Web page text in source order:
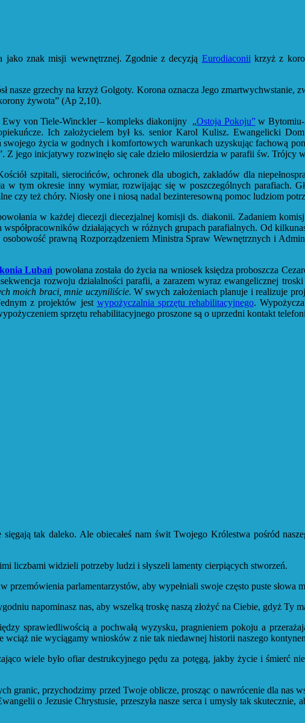
jako znak misji wewnętrznej. Zgodnie z decyzją Eurodiaconii krzyż z
nasze grzechy na krzyż Golgoty. Korona oznacza Jego zmartwychwstanie,
żywota” (Ap 2,10).
Ewy von Tiele-Winckler – kompleks diakonijny „Ostoja Pokoju”w Bytomiu-
Ich założycielem był ks. senior Karol Kulisz. Ewangelicki
swojego życia w godnych i komfortowych warunkach uzyskując fachową
jego inicjatywy rozwinęło się całe dzieło miłosierdzia w parafii św. Trójcy
szpitali, sierocińców, ochronek dla ubogich, zakładów dla
w tym okresie inny wymiar, rozwijając się w poszczególnych parafiach.
czy też chóry. Niosły one i niosą nadal bezinteresowną pomoc ludziom
w każdej diecezji diecezjalnej komisji ds. diakonii. Zadaniem
działających w różnych grupach parafialnych. Od
osobowość prawną Rozporządzeniem Ministra Spraw Wewnętrznych i
Lubań powołana została do życia na wniosek księdza proboszcza
rozwoju działalności parafii, a zarazem wyraz ewangelicznej
moich braci, mnie uczyniliście. W swych założeniach planuje i realizuje
z projektów jest wypożyczalnia sprzętu rehabilitacyjnego.
sprzętu rehabilitacyjnego proszone są o uprzedni kontakt
tak daleko. Ale obiecałeś nam świt Twojego Królestwa pośród
liczbami widzieli potrzeby ludzi i słyszeli lamenty cierpiących stworzeń.
parlamentarzystów, aby wypełniali swoje często puste słowa
napominasz nas, aby wszelką troskę naszą złożyć na Ciebie, gdyż Ty
sprawiedliwością a pochwałą wyzysku, pragnieniem pokoju a
nie wyciągamy wniosków z nie tak niedawnej historii naszego
wiele było ofiar destrukcyjnego pędu za potęgą, jakby życie i śmierć
granic, przychodzimy przed Twoje oblicze, prosząc o nawrócenie dla nas
o Jezusie Chrystusie, przeszyła nasze serca i umysły tak